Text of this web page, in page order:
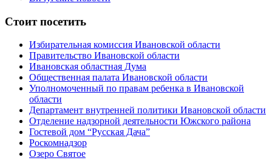
Стоит посетить
Избирательная комиссия Ивановской области
Правительство Ивановской области
Ивановская областная Дума
Общественная палата Ивановской области
Уполномоченный по правам ребенка в Ивановской
области
Департамент внутренней политики Ивановской области
Отделение надзорной деятельности Южского района
Гостевой дом “Русская Дача”
Роскомнадзор
Озеро Святое